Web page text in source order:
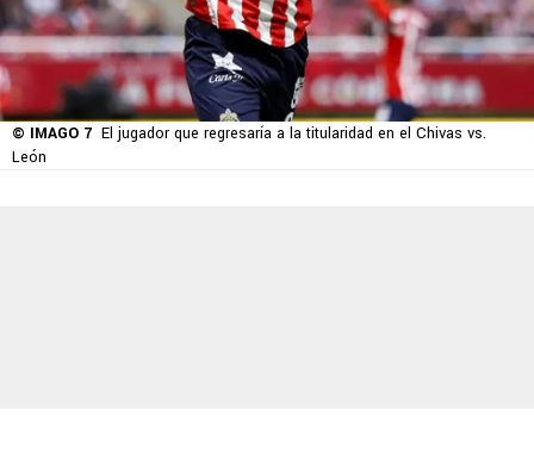
© IMAGO 7 El jugador que regresaría a la titularidad en el Chivas vs.
León